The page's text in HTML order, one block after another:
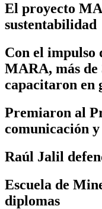
El proyecto
sustentabilidad
Con el impulso
MARA, más de
capacitaron en
Premiaron al
comunicación
Raúl Jalil
Escuela de
diplomas